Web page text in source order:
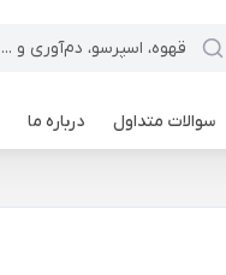
سوالات متداول درباره ما